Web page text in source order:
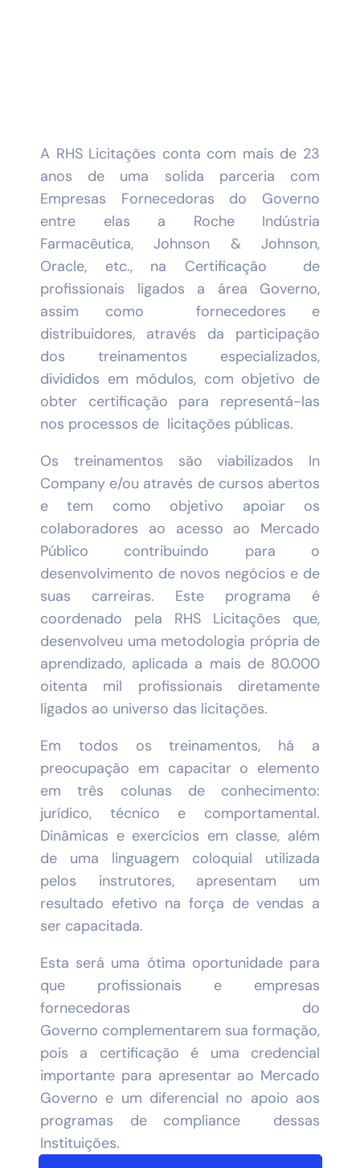
A RHS Licitações conta com mais de 23
anos de uma solida parceria com
Empresas Fornecedoras do Governo
entre elas a Roche Indústria
Farmacêutica, Johnson & Johnson,
Oracle, etc., na Certificação de
profissionais ligados a área Governo,
assim como fornecedores e
distribuidores, através da participação
dos treinamentos especializados,
divididos em módulos, com objetivo de
obter certificação para representá-las
nos processos de licitações públicas.
Os treinamentos são viabilizados In
Company e/ou através de cursos abertos
e tem como objetivo apoiar os
colaboradores ao acesso ao Mercado
Público contribuindo para o
desenvolvimento de novos negócios e de
suas carreiras. Este programa é
coordenado pela RHS Licitações que,
desenvolveu uma metodologia própria de
aprendizado, aplicada a mais de 80.000
oitenta mil profissionais diretamente
ligados ao universo das licitações.
Em todos os treinamentos, há a
preocupação em capacitar o elemento
em três colunas de conhecimento:
jurídico, técnico e comportamental.
Dinâmicas e exercícios em classe, além
de uma linguagem coloquial utilizada
pelos instrutores, apresentam um
resultado efetivo na força de vendas a
ser capacitada.
Esta será uma ótima oportunidade para
que profissionais e empresas
fornecedoras do
Governo complementarem sua formação,
pois a certificação é uma credencial
importante para apresentar ao Mercado
Governo e um diferencial no apoio aos
programas de compliance dessas
Instituições.